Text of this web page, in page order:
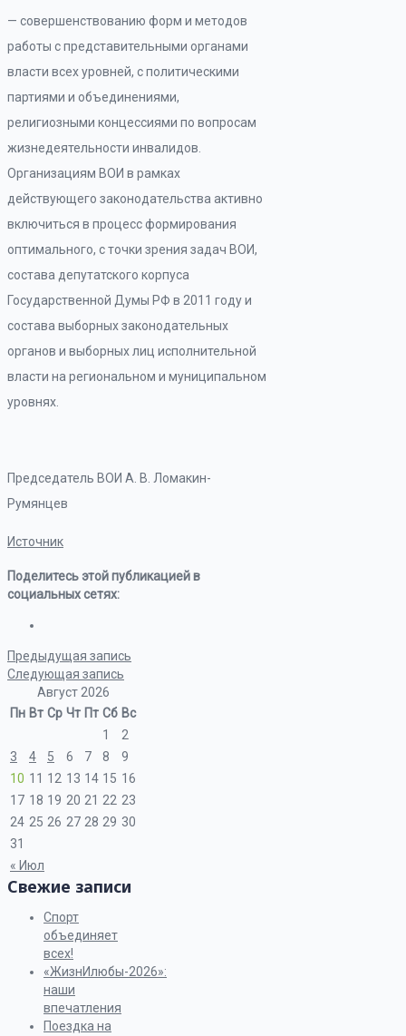
— совершенствованию форм и методов
работы с представительными органами
власти всех уровней, с политическими
партиями и объединениями,
религиозными концессиями по вопросам
жизнедеятельности инвалидов.
Организациям ВОИ в рамках
действующего законодательства активно
включиться в процесс формирования
оптимального, с точки зрения задач ВОИ,
состава депутатского корпуса
Государственной Думы РФ в 2011 году и
состава выборных законодательных
органов и выборных лиц исполнительной
власти на региональном и муниципальном
уровнях.
Председатель ВОИ А. В. Ломакин-
Румянцев
Источник
Поделитесь этой публикацией в
социальных сетях:
Предыдущая запись
Следующая запись
Август 2026
Пн Вт Ср Чт Пт Сб Вс
« Июл
1
2
3
4 5 6 7 8
9
10 11 12 13 14 15 16
17 18 19 20 21 22 23
24 25 26 27 28 29 30
31
Свежие записи
Спорт
объединяет
всех!
«ЖизнИлюбы-2026»:
наши
впечатления
Поездка на